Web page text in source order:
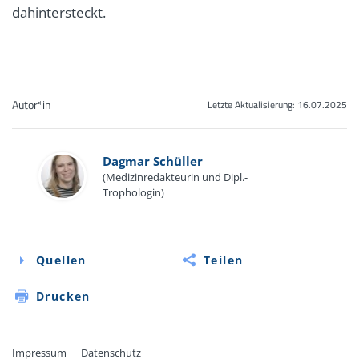
dahintersteckt.
Letzte Aktualisierung: 16.07.2025
Autor*in
Dagmar Schüller
(Medizinredakteurin und Dipl.-
Trophologin)
Quellen Teilen
Drucken
Impressum Datenschutz